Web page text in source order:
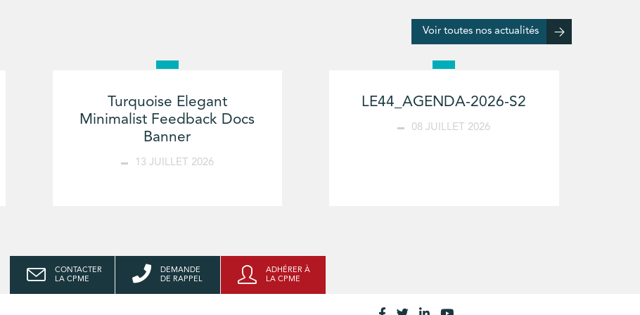
Voir toutes nos actualités
Turquoise Elegant
Minimalist Feedback Docs
Banner
13 JUILLET 2026
LE44_AGENDA-2026-S2
08 JUILLET 2026
CONTACTER
LA CPME
DEMANDE
DE RAPPEL
ADHÉRER À
LA CPME